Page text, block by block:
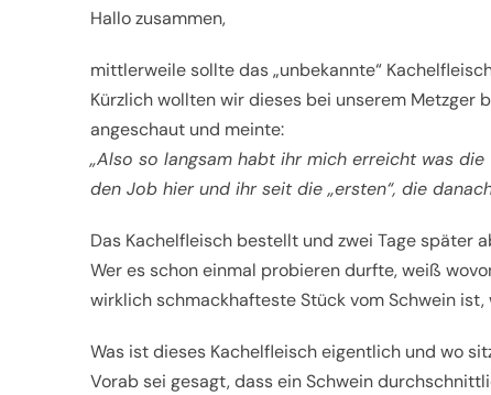
Hallo zusammen,
mittlerweile sollte das „unbekannte“
Kürzlich wollten wir dieses bei unserem
angeschaut und meinte:
„Also so langsam habt ihr mich erreicht was
den Job hier und ihr seit die „ersten“, die
Das Kachelfleisch bestellt und zwei Tage später
Wer es schon einmal probieren durfte, weiß
wirklich schmackhafteste Stück vom Schwein ist,
Was ist dieses Kachelfleisch eigentlich und wo
Vorab sei gesagt, dass ein Schwein